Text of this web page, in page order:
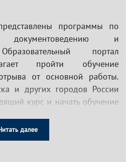
программы по
документоведению и
портал
пройти обучение
от основной работы.
и других городов России
курс и начать обучение
профессию или повысить
курс включает
далее